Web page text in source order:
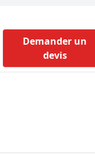
Développer et
Biens d’exception,
Demander un
devis